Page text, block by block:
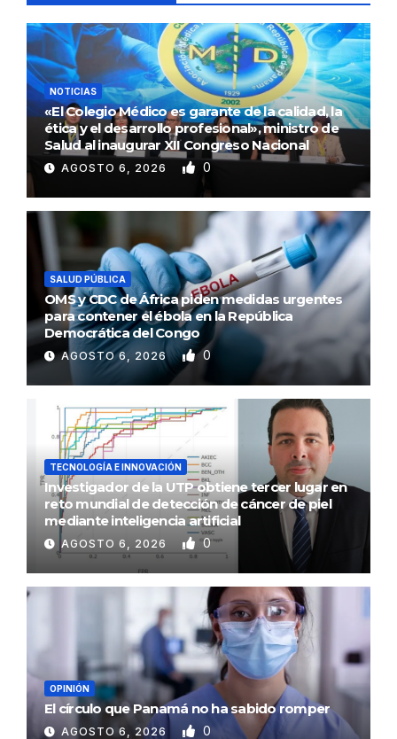
NOTICIAS
«El Colegio Médico es garante de la calidad, la
ética y el desarrollo profesional», ministro de
Salud al inaugurar XII Congreso Nacional
AGOSTO 6, 2026 0
SALUD PÚBLICA
OMS y CDC de África piden medidas urgentes
para contener el ébola en la República
Democrática del Congo
AGOSTO 6, 2026 0
TECNOLOGÍA E INNOVACIÓN
Investigador de la UTP obtiene tercer lugar en
reto mundial de detección de cáncer de piel
mediante inteligencia artificial
AGOSTO 6, 2026 0
OPINIÓN
El círculo que Panamá no ha sabido romper
AGOSTO 6, 2026 0